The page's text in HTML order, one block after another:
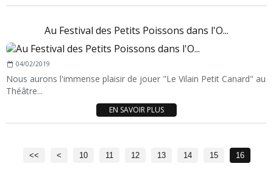
Au Festival des Petits Poissons dans l'O...
04/02/2019
Nous aurons l'immense plaisir de jouer "Le Vilain Petit Canard" au
Théâtre...
EN SAVOIR PLUS
<< < 10 11 12 13 14 15 16